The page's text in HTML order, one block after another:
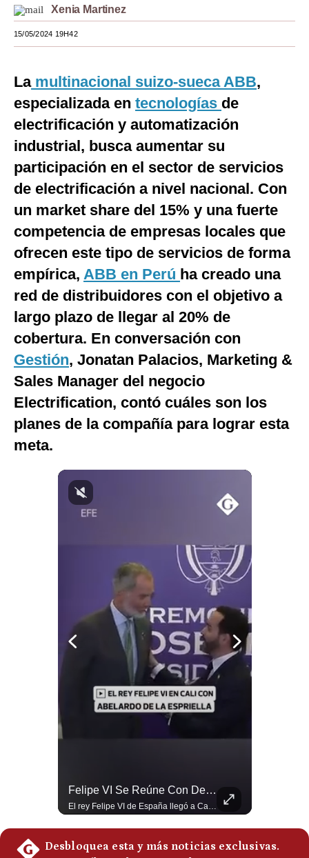
Mundo
EEUU
España
Internacional
Tecnología
Club del Suscriptor
G de Gestión
Notas Contratadas
Podcast
Gestión TV
Videos
Fotogalerías
gestion.pe
¿quiénes
Condiciones
Xenia Martinez
15/05/2024 19H42
Lamultinacional suizo-sueca ABB,
especializada en tecnologías de
electrificación y automatización
industrial, busca aumentar su
participación en el sector de servicios
de electrificación a nivel nacional. Con
un market share del 15% y una fuerte
competencia de empresas locales que
ofrecen este tipo de servicios de forma
empírica, ABB en Perú ha creado una
red de distribuidores con el objetivo a
largo plazo de llegar al 20% de
cobertura. En conversación con
Gestión, Jonatan Palacios, Marketing &
Sales Manager del negocio
Electrification, contó cuáles son los
planes de la compañía para lograr esta
meta.
Felipe VI Se Reúne Con De La Espriella Antes De La Investidura | Gestión Mundo